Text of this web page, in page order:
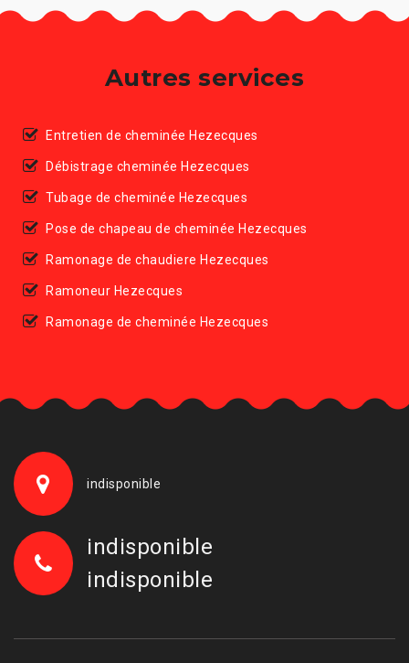
Autres services
Entretien de cheminée Hezecques
Débistrage cheminée Hezecques
Tubage de cheminée Hezecques
Pose de chapeau de cheminée Hezecques
Ramonage de chaudiere Hezecques
Ramoneur Hezecques
Ramonage de cheminée Hezecques
indisponible
indisponible
indisponible